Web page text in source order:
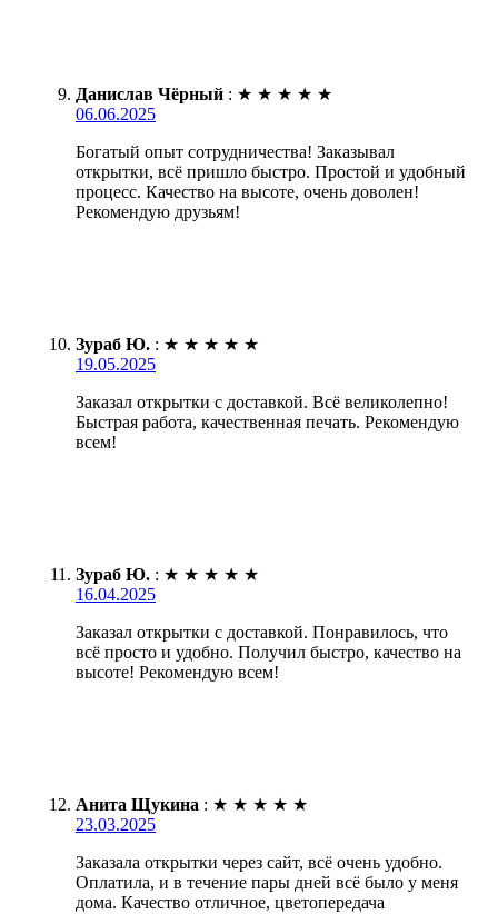
Данислав Чёрный : ★ ★ ★ ★ ★
06.06.2025
Богатый опыт сотрудничества! Заказывал
открытки, всё пришло быстро. Простой и удобный
процесс. Качество на высоте, очень доволен!
Рекомендую друзьям!
Зураб Ю. : ★ ★ ★ ★ ★
19.05.2025
Заказал открытки с доставкой. Всё великолепно!
Быстрая работа, качественная печать. Рекомендую
всем!
Зураб Ю. : ★ ★ ★ ★ ★
16.04.2025
Заказал открытки с доставкой. Понравилось, что
всё просто и удобно. Получил быстро, качество на
высоте! Рекомендую всем!
Анита Щукина : ★ ★ ★ ★ ★
23.03.2025
Заказала открытки через сайт, всё очень удобно.
Оплатила, и в течение пары дней всё было у меня
дома. Качество отличное, цветопередача